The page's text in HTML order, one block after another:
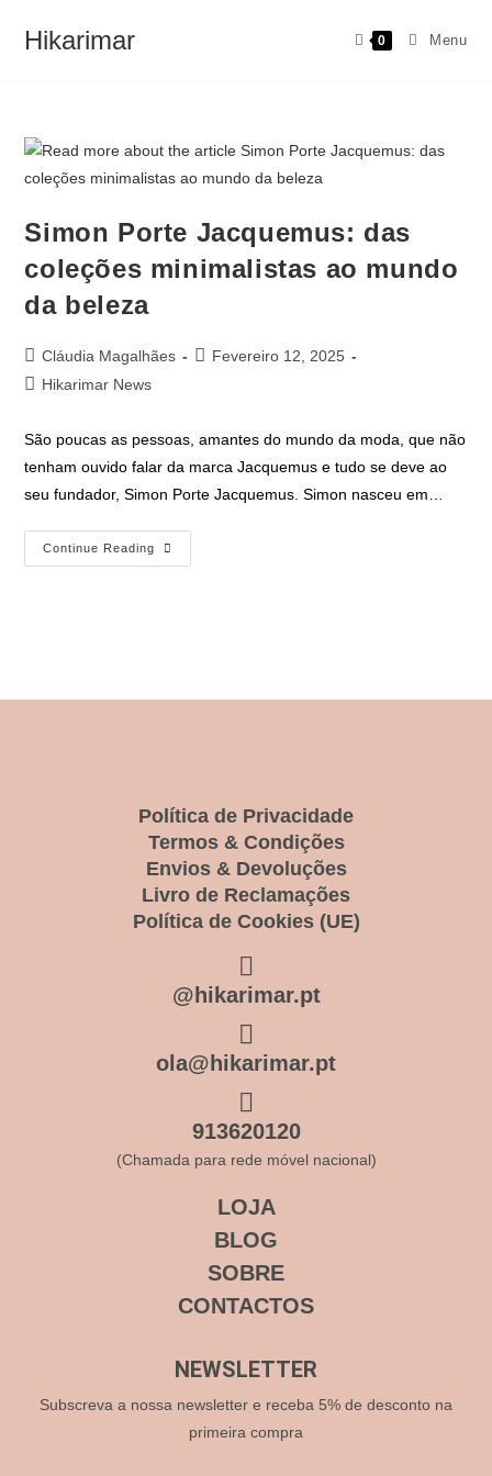
Hikarimar 0 Menu
Simon Porte Jacquemus: das
coleções minimalistas ao mundo
da beleza
Cláudia Magalhães
Fevereiro 12, 2025
Hikarimar News
São poucas as pessoas, amantes do mundo da moda, que não
tenham ouvido falar da marca Jacquemus e tudo se deve ao
seu fundador, Simon Porte Jacquemus. Simon nasceu em…
Continue Reading
Política de Privacidade
Termos & Condições
Envios & Devoluções
Livro de Reclamações
Política de Cookies (UE)
@hikarimar.pt
ola@hikarimar.pt
913620120
(Chamada para rede móvel nacional)
LOJA
BLOG
SOBRE
CONTACTOS
NEWSLETTER
Subscreva a nossa newsletter e receba 5% de desconto na
primeira compra